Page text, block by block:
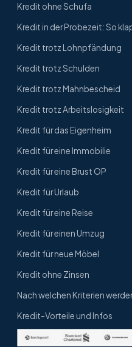
Kredit ohne Schufa
Kredit in der Probezeit: So
Kredit trotz Lohnpfändung
Kredit trotz Schulden
Kredit trotz Mahnbescheid
Kredit trotz Arbeitslosigkeit
Kredit für das Eigenheim
Kredit für eine Immobilie
Kredit für eine Brust OP
Kredit für Urlaub
Kredit für eine Reise
Kredit für einen Umzug
Kredit für neue Möbel
Kredit ohne Zinsen
Nach welchen Kriterien
Kredit-Vorteile und Infos